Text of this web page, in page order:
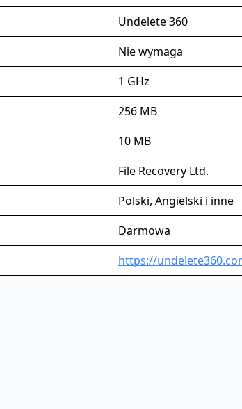
Undelete 360
Nie wymaga
1 GHz
256 MB
10 MB
File Recovery Ltd.
Polski, Angielski i inne
Darmowa
https://